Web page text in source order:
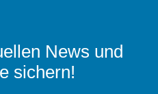
News und
sichern!